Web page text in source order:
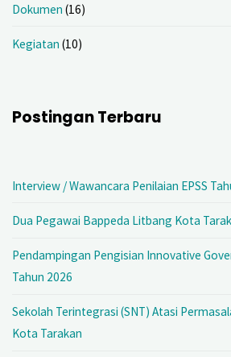
Dokumen (16)
Kegiatan (10)
Postingan Terbaru
Interview / Wawancara Penilaian EPSS
Dua Pegawai Bappeda Litbang Kota
Pendampingan Pengisian Innovative
Tahun 2026
Sekolah Terintegrasi (SNT) Atasi
Kota Tarakan